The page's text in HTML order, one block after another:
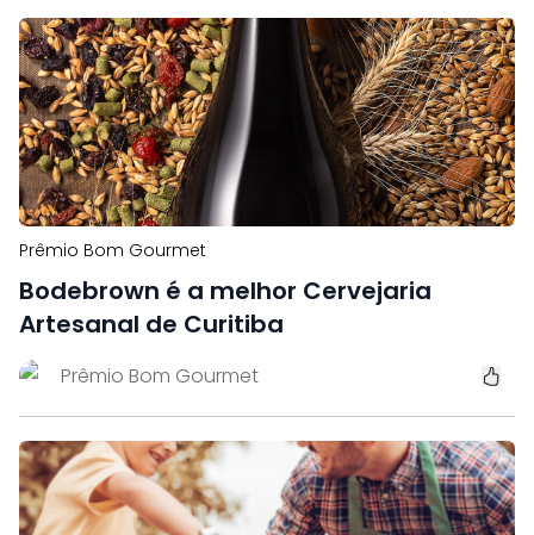
Prêmio Bom Gourmet
Bodebrown é a melhor Cervejaria
Artesanal de Curitiba
Prêmio Bom Gourmet